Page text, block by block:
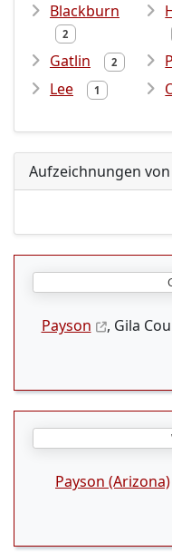
Blackburn
2
Gatlin 2
Lee 1
Aufzeichnungen von
Payson
, Gila
Payson (Arizona)